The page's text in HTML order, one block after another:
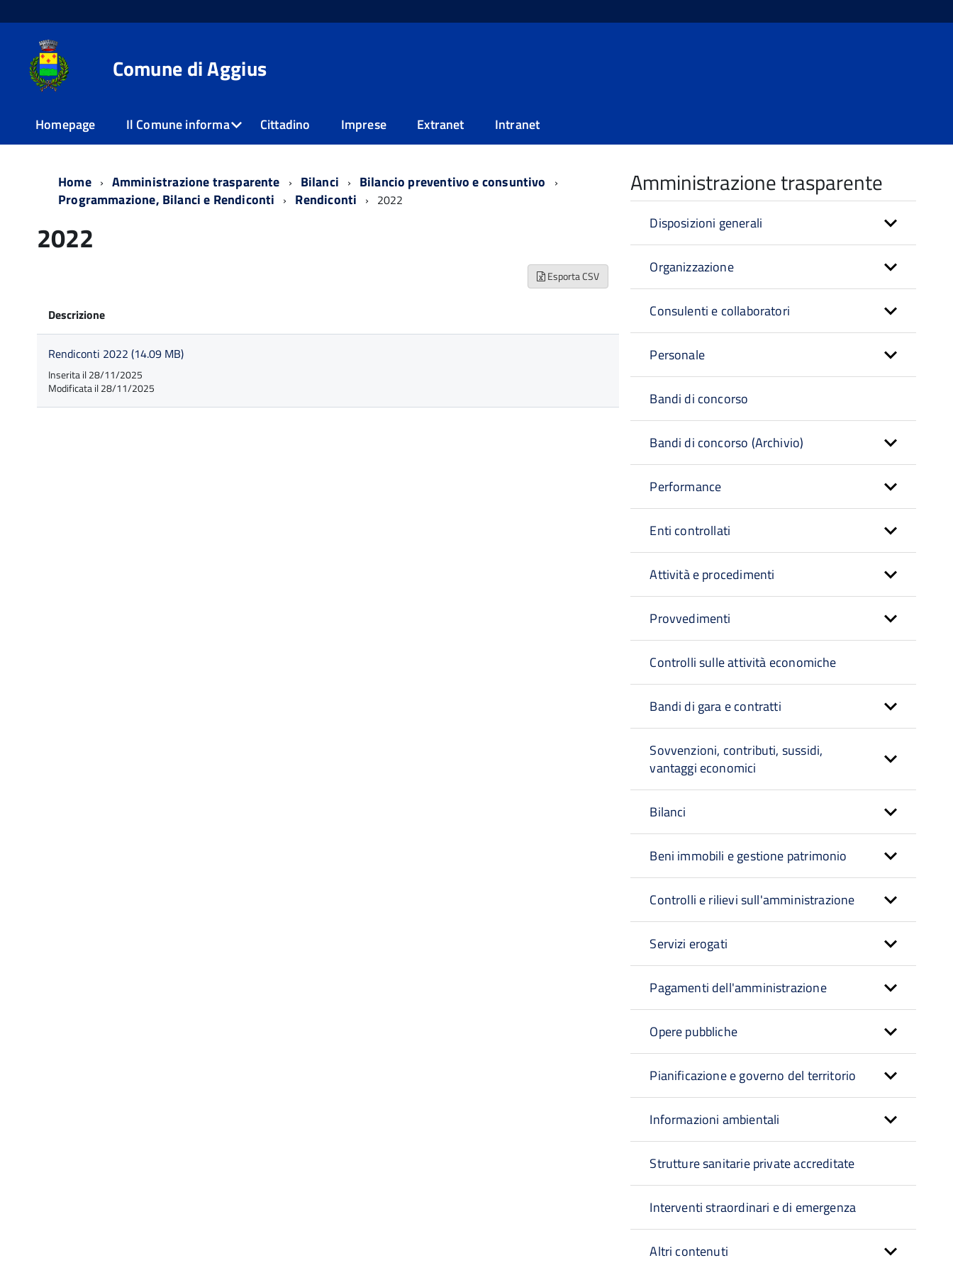
Comune di Aggius
Homepage Il Comune informa Cittadino Imprese Extranet Intranet
Home Amministrazione trasparente Bilanci
Bilancio preventivo e consuntivo
Programmazione, Bilanci e Rendiconti
Rendiconti 2022
2022
Esporta CSV
Descrizione
Rendiconti 2022 (14.09 MB)
Inserita il 28/11/2025
Modificata il 28/11/2025
Amministrazione trasparente
Disposizioni generali
Organizzazione
Consulenti e collaboratori
Personale
Bandi di concorso
Bandi di concorso (Archivio)
Performance
Enti controllati
Attività e procedimenti
Provvedimenti
Controlli sulle attività economiche
Bandi di gara e contratti
Sovvenzioni, contributi, sussidi,
vantaggi economici
Bilanci
Beni immobili e gestione patrimonio
Controlli e rilievi sull'amministrazione
Servizi erogati
Pagamenti dell'amministrazione
Opere pubbliche
Pianificazione e governo del territorio
Informazioni ambientali
Strutture sanitarie private accreditate
Interventi straordinari e di emergenza
Altri contenuti